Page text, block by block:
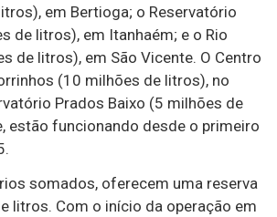
em Bertioga; o Reservatório
de litros), em Itanhaém; e o Rio
de litros), em São Vicente. O Centro
(10 milhões de litros), no
Prados Baixo (5 milhões de
estão funcionando desde o primeiro
somados, oferecem uma reserva
litros. Com o início da operação em